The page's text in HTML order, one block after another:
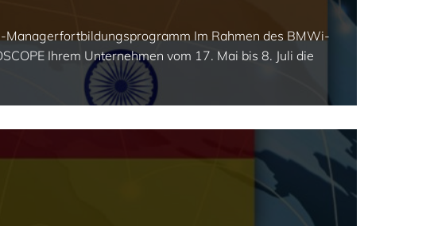
Im Rahmen des BMWi-
Ihrem Unternehmen vom 17. Mai bis 8. Juli die